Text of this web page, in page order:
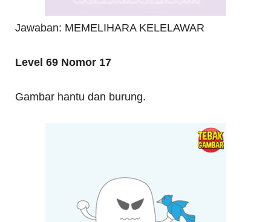
Jawaban: MEMELIHARA KELELAWAR
Level 69 Nomor 17
Gambar hantu dan burung.